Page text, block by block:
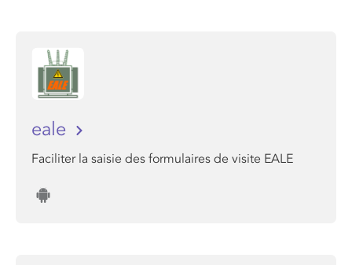
eale
Faciliter la saisie des formulaires de visite EALE